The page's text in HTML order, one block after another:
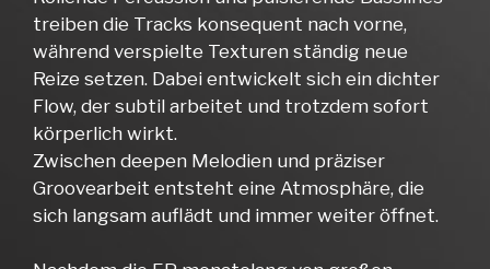
treiben die Tracks konsequent nach vorne,
während verspielte Texturen ständig neue
Reize setzen. Dabei entwickelt sich ein dichter
Flow, der subtil arbeitet und trotzdem sofort
körperlich wirkt.
Zwischen deepen Melodien und präziser
Groovearbeit entsteht eine Atmosphäre, die
sich langsam auflädt und immer weiter öffnet.